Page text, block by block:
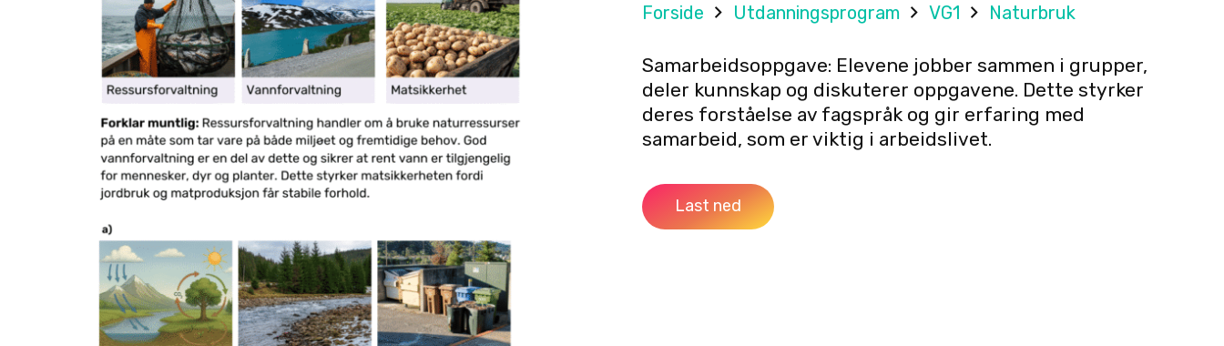
Forside Utdanningsprogram VG1 Naturbruk
Samarbeidsoppgave: Elevene jobber sammen i grupper,
deler kunnskap og diskuterer oppgavene. Dette styrker
deres forståelse av fagspråk og gir erfaring med
samarbeid, som er viktig i arbeidslivet.
Last ned